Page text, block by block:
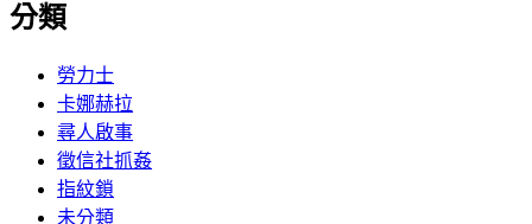
分類
勞力士
卡娜赫拉
尋人啟事
徵信社抓姦
指紋鎖
未分類